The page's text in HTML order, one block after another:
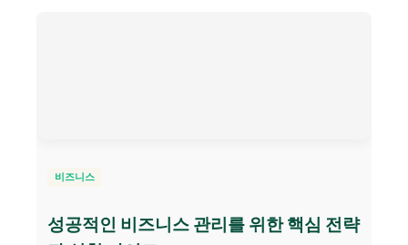
비즈니스
성공적인 비즈니스 관리를 위한 핵심 전략